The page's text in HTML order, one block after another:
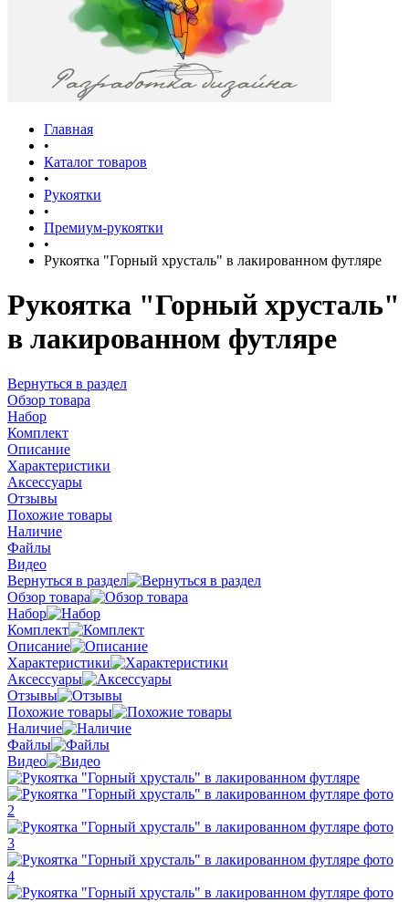
Главная
•
Каталог товаров
•
Рукоятки
•
Премиум-рукоятки
•
Рукоятка "Горный хрусталь" в лакированном футляре
Рукоятка "Горный хрусталь"
в лакированном футляре
Вернуться в раздел
Обзор товара
Набор
Комплект
Описание
Характеристики
Аксессуары
Отзывы
Похожие товары
Наличие
Файлы
Видео
Вернуться в раздел
Обзор товара
Набор
Комплект
Описание
Характеристики
Аксессуары
Отзывы
Похожие товары
Наличие
Файлы
Видео